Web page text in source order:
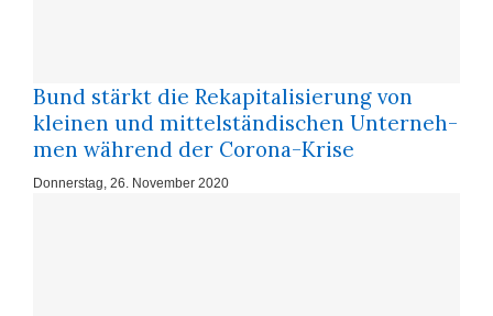
Bund stärkt die Re­ka­pi­ta­li­sie­rung von
klei­nen und mit­tel­stän­di­schen Un­ter­neh­
men wäh­rend der Co­ro­na-Kri­se
Donnerstag, 26. November 2020